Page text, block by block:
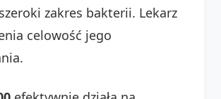
zakres bakterii. Lekarz
celowość jego